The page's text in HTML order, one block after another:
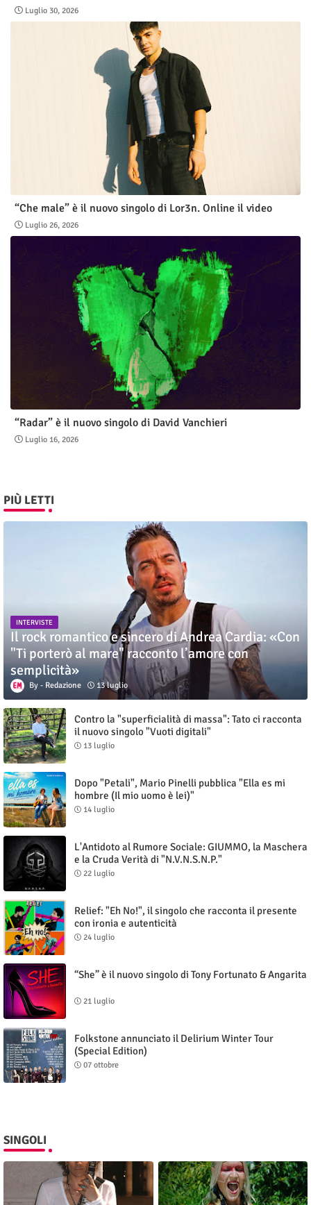
Luglio 30, 2026
“Che male” è il nuovo singolo di Lor3n. Online il video
Luglio 26, 2026
“Radar” è il nuovo singolo di David Vanchieri
Luglio 16, 2026
PIÙ LETTI
INTERVISTE
Il rock romantico e sincero di Andrea Cardia: «Con
"Ti porterò al mare" racconto l’amore con
semplicità»
Redazione 13 luglio
Contro la "superficialità di massa": Tato ci racconta
il nuovo singolo "Vuoti digitali"
13 luglio
Dopo "Petali", Mario Pinelli pubblica "Ella es mi
hombre (Il mio uomo è lei)"
14 luglio
L'Antidoto al Rumore Sociale: GIUMMO, la Maschera
e la Cruda Verità di "N.V.N.S.N.P."
22 luglio
Relief: "Eh No!", il singolo che racconta il presente
con ironia e autenticità
24 luglio
“She” è il nuovo singolo di Tony Fortunato & Angarita
21 luglio
Folkstone annunciato il Delirium Winter Tour
(Special Edition)
07 ottobre
SINGOLI